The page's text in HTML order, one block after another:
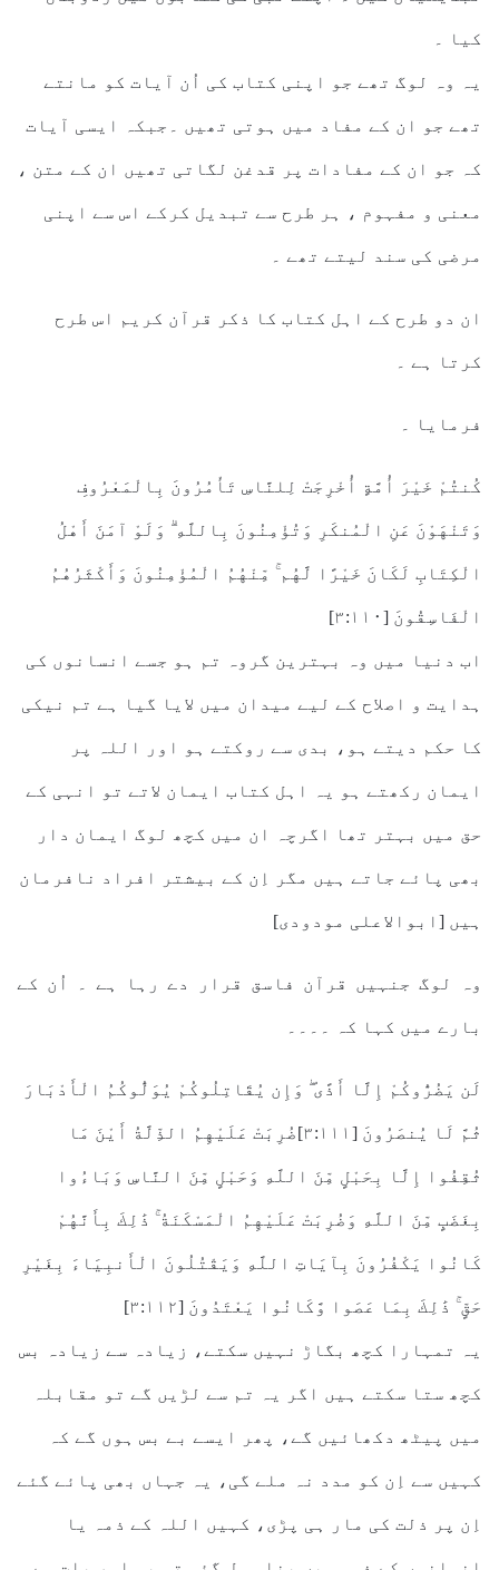
کیا ۔
یہ وہ لوگ تھے جو اپنی کتاب کی اُن آیات کو مانتے
تھے جو ان کے مفاد میں ہوتی تھیں ۔جبکہ ایسی آیات
کہ جو ان کے مفادات پر قدغن لگاتی تھیں ان کے متن ،
معنی و مفہوم ، ہر طرح سے تبدیل کرکے اس سے اپنی
مرضی کی سند لیتے تھے ۔
ان دو طرح کے اہل کتاب کا ذکر قرآن کریم اس طرح
کرتا ہے ۔
فرمایا ۔
كُنتُمْ خَيْرَ أُمَّةٍ أُخْرِجَتْ لِلنَّاسِ تَأْمُرُونَ بِالْمَعْرُوفِ
وَتَنْهَوْنَ عَنِ الْمُنكَرِ وَتُؤْمِنُونَ بِاللَّهِ ۗ وَلَوْ آمَنَ أَهْلُ
الْكِتَابِ لَكَانَ خَيْرًا لَّهُم ۚ مِّنْهُمُ الْمُؤْمِنُونَ وَأَكْثَرُهُمُ
الْفَاسِقُونَ [٣:١١٠]
اب دنیا میں وہ بہترین گروہ تم ہو جسے انسانوں کی
ہدایت و اصلاح کے لیے میدان میں لایا گیا ہے تم نیکی
کا حکم دیتے ہو، بدی سے روکتے ہو اور اللہ پر
ایمان رکھتے ہو یہ اہل کتاب ایمان لاتے تو انہی کے
حق میں بہتر تھا اگرچہ ان میں کچھ لوگ ایمان دار
بھی پائے جاتے ہیں مگر اِن کے بیشتر افراد نافرمان
ہیں [ابوالاعلی مودودی]
وہ لوگ جنہیں قرآن فاسق قرار دے رہا ہے ۔ اُن کے
بارے میں کہا کہ ۔۔۔۔
لَن يَضُرُّوكُمْ إِلَّا أَذًى ۖ وَإِن يُقَاتِلُوكُمْ يُوَلُّوكُمُ الْأَدْبَارَ
ثُمَّ لَا يُنصَرُونَ [٣:١١١]ضُرِبَتْ عَلَيْهِمُ الذِّلَّةُ أَيْنَ مَا
ثُقِفُوا إِلَّا بِحَبْلٍ مِّنَ اللَّهِ وَحَبْلٍ مِّنَ النَّاسِ وَبَاءُوا
بِغَضَبٍ مِّنَ اللَّهِ وَضُرِبَتْ عَلَيْهِمُ الْمَسْكَنَةُ ۚ ذَٰلِكَ بِأَنَّهُمْ
كَانُوا يَكْفُرُونَ بِآيَاتِ اللَّهِ وَيَقْتُلُونَ الْأَنبِيَاءَ بِغَيْرِ
حَقٍّ ۚ ذَٰلِكَ بِمَا عَصَوا وَّكَانُوا يَعْتَدُونَ [٣:١١٢]
یہ تمہارا کچھ بگاڑ نہیں سکتے، زیادہ سے زیادہ بس
کچھ ستا سکتے ہیں اگر یہ تم سے لڑیں گے تو مقابلہ
میں پیٹھ دکھائیں گے، پھر ایسے بے بس ہوں گے کہ
کہیں سے اِن کو مدد نہ ملے گی، یہ جہاں بھی پائے گئے
اِن پر ذلت کی مار ہی پڑی، کہیں اللہ کے ذمہ یا